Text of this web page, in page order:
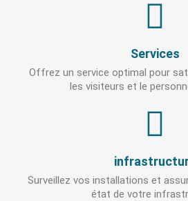
Services
Offrez un service optimal pour
les visiteurs et le
Surveillez vos installations et
état de votre